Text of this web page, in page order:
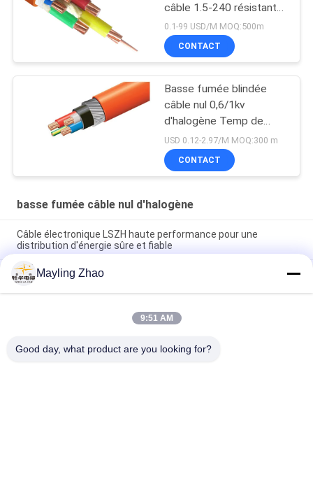
câble 1.5-240 résistants
au feu du noyau 0,6/1KV
LSOH
0.1-99 USD/M MOQ:500m
CONTACT
Basse fumée blindée
câble nul 0,6/1kv
d'halogène Temp de
opération de 90 degrés
USD 0.12-2.97/M MOQ:300 m
CONTACT
basse fumée câble nul d'halogène
Câble électronique LSZH haute performance pour une
distribution d'énergie sûre et fiable
Câble d'alimentation Shenghua, armé d'acier, faible émission
de fumée, sans halogène, de 1,5 mm² à 800 mm²,
respectueux de l'environnement
câble électrique ménager LSZH câble électrique isolé en PVC,
Mayling Zhao
9:51 AM
Good day, what product are you looking for?